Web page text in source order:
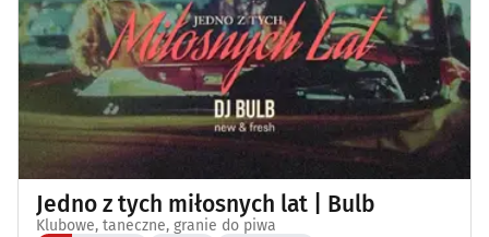
Jedno z tych miłosnych lat | Bulb
Klubowe, taneczne, granie do piwa